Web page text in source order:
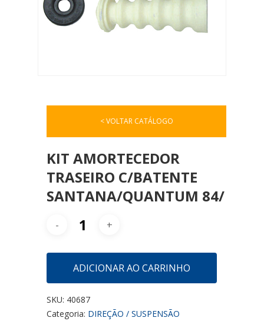
< VOLTAR CATÁLOGO
KIT AMORTECEDOR
TRASEIRO C/BATENTE
SANTANA/QUANTUM 84/
ADICIONAR AO CARRINHO
SKU: 40687
Categoria: DIREÇÃO / SUSPENSÃO